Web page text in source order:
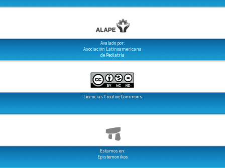
Avalado por:
Asociación Latinoamericana
de Pediatría
Licencias Creative Commons
Estamos en:
Epistemonikos